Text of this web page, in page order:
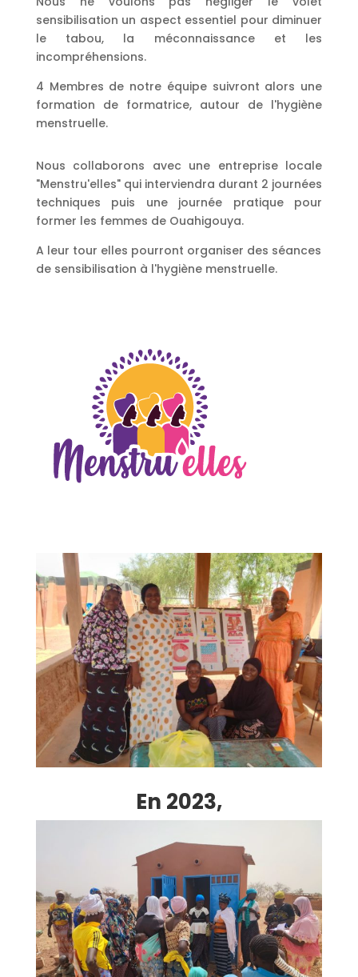
sensibilisation un aspect essentiel pour diminuer
le tabou, la méconnaissance et les
incompréhensions.
4 Membres de notre équipe suivront alors une
formation de formatrice, autour de l'hygiène
menstruelle.
Nous collaborons avec une entreprise locale
"Menstru'elles" qui interviendra durant 2 journées
techniques puis une journée pratique pour
former les femmes de Ouahigouya.
A leur tour elles pourront organiser des séances
de sensibilisation à l'hygiène menstruelle.
En 2023,